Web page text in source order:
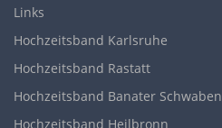
Links
Hochzeitsband Karlsruhe
Hochzeitsband Rastatt
Hochzeitsband Banater Schwaben
Hochzeitsband Heilbronn